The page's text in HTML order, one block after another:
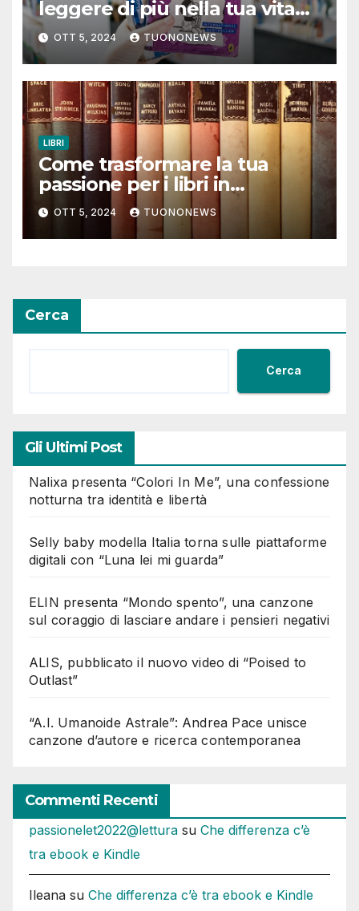
leggere di più nella tua vita
quotidiana
OTT 5, 2024 TUONONEWS
LIBRI
Come trasformare la tua
passione per i libri in
un’esperienza coinvolgente
OTT 5, 2024 TUONONEWS
Cerca
Cerca
Gli Ultimi Post
Nalixa presenta “Colori In Me”, una confessione
notturna tra identità e libertà
Selly baby modella Italia torna sulle piattaforme
digitali con “Luna lei mi guarda”
ELIN presenta “Mondo spento”, una canzone
sul coraggio di lasciare andare i pensieri negativi
ALIS, pubblicato il nuovo video di “Poised to
Outlast”
“A.I. Umanoide Astrale”: Andrea Pace unisce
canzone d’autore e ricerca contemporanea
Commenti Recenti
passionelet2022@lettura su Che differenza c’è
tra ebook e Kindle
Ileana su Che differenza c’è tra ebook e Kindle